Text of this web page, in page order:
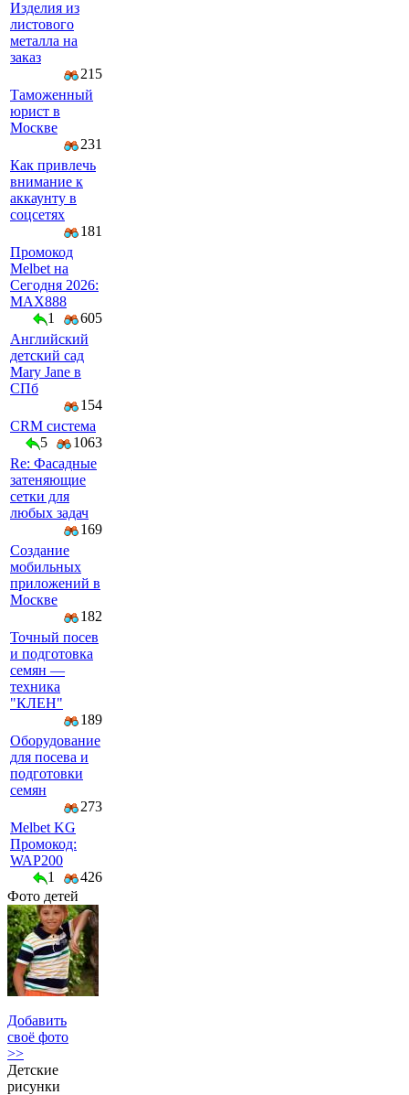
Изделия из
листового
металла на
заказ
215
Таможенный
юрист в
Москве
231
Как привлечь
внимание к
аккаунту в
соцсетях
181
Промокод
Melbet на
Сегодня 2026:
MAX888
1
605
Английский
детский сад
Mary Jane в
СПб
154
CRM система
5
1063
Re: Фасадные
затеняющие
сетки для
любых задач
169
Создание
мобильных
приложений в
Москве
182
Точный посев
и подготовка
семян —
техника
"КЛЕН"
189
Оборудование
для посева и
подготовки
семян
273
Melbet KG
Промокод:
WAP200
1
426
Фото детей
Добавить
своё фото
>>
Детские
рисунки